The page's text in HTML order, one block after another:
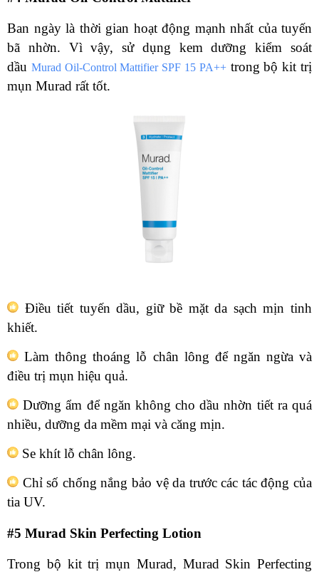
Ban ngày là thời gian hoạt động mạnh nhất của tuyến
bã nhờn. Vì vậy, sử dụng kem dưỡng kiểm soát
dầu Murad Oil-Control Mattifier SPF 15 PA++trong bộ kit trị
mụn Murad rất tốt.
Điều tiết tuyến dầu, giữ bề mặt da sạch mịn tinh
khiết.
Làm thông thoáng lỗ chân lông để ngăn ngừa và
điều trị mụn hiệu quả.
Dưỡng ẩm để ngăn không cho dầu nhờn tiết ra quá
nhiều, dưỡng da mềm mại và căng mịn.
Se khít lỗ chân lông.
Chỉ số chống nắng bảo vệ da trước các tác động của
tia UV.
#5 Murad Skin Perfecting Lotion
Trong bộ kit trị mụn Murad, Murad Skin Perfecting